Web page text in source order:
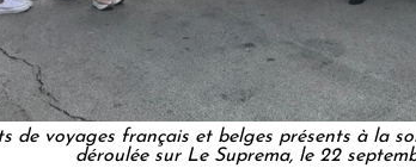
de voyages français et belges présents à la
déroulée sur Le Suprema, le 22